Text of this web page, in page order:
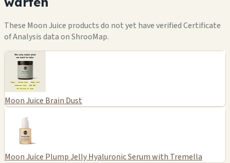
These Moon Juice products do not yet have verified Certificate
of Analysis data on ShrooMap.
Moon Juice Brain Dust
Moon Juice Plump Jelly Hyaluronic Serum with Tremella